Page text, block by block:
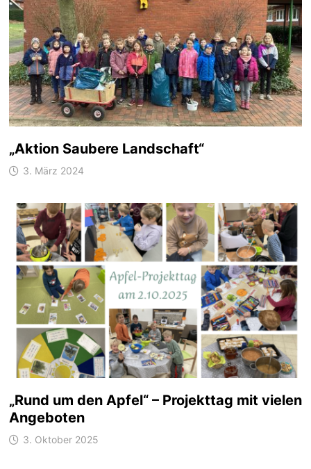
„Aktion Saubere Landschaft“
3. März 2024
„Rund um den Apfel“ – Projekttag mit vielen
Angeboten
3. Oktober 2025